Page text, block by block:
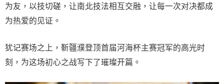
为友，以技切磋，让南北技法相互交融，让每一次对决都成
为热爱的见证。
犹记赛场之上，靳疆濮登顶首届河海杯主赛冠军的高光时
刻，为这场初心之战写下了璀璨开篇。